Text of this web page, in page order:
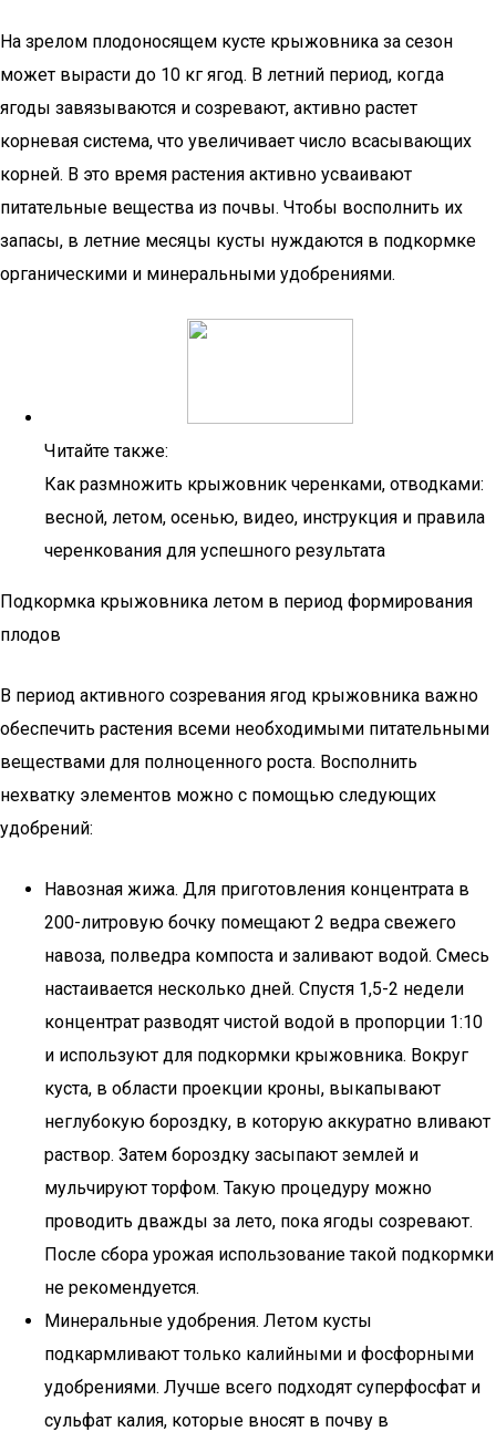
На зрелом плодоносящем кусте крыжовника за сезон
может вырасти до 10 кг ягод. В летний период, когда
ягоды завязываются и созревают, активно растет
корневая система, что увеличивает число всасывающих
корней. В это время растения активно усваивают
питательные вещества из почвы. Чтобы восполнить их
запасы, в летние месяцы кусты нуждаются в подкормке
органическими и минеральными удобрениями.
Читайте также:
Как размножить крыжовник черенками, отводками:
весной, летом, осенью, видео, инструкция и правила
черенкования для успешного результата
Подкормка крыжовника летом в период формирования
плодов
В период активного созревания ягод крыжовника важно
обеспечить растения всеми необходимыми питательными
веществами для полноценного роста. Восполнить
нехватку элементов можно с помощью следующих
удобрений:
Навозная жижа. Для приготовления концентрата в
200-литровую бочку помещают 2 ведра свежего
навоза, полведра компоста и заливают водой. Смесь
настаивается несколько дней. Спустя 1,5-2 недели
концентрат разводят чистой водой в пропорции 1:10
и используют для подкормки крыжовника. Вокруг
куста, в области проекции кроны, выкапывают
неглубокую бороздку, в которую аккуратно вливают
раствор. Затем бороздку засыпают землей и
мульчируют торфом. Такую процедуру можно
проводить дважды за лето, пока ягоды созревают.
После сбора урожая использование такой подкормки
не рекомендуется.
Минеральные удобрения. Летом кусты
подкармливают только калийными и фосфорными
удобрениями. Лучше всего подходят суперфосфат и
сульфат калия, которые вносят в почву в